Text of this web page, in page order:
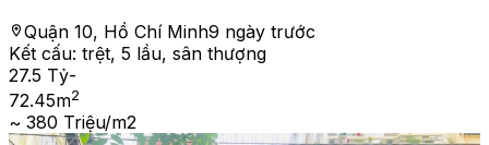
Quận 10, Hồ Chí Minh9 ngày trước
Kết cấu: trệt, 5 lầu, sân thượng
27.5 Tỷ-
72.45m2
~ 380 Triệu/m2